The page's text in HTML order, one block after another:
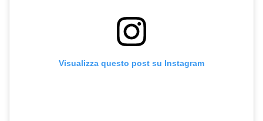
Visualizza questo post su Instagram